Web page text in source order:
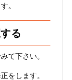
。
る
て下さい。
をします。